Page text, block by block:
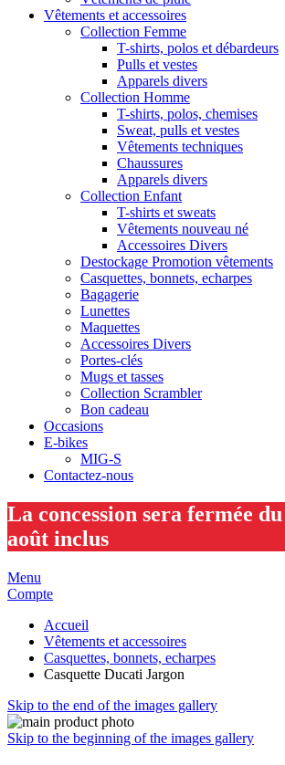
Vêtements et accessoires
Collection Femme
T-shirts, polos et débardeurs
Pulls et vestes
Apparels divers
Collection Homme
T-shirts, polos, chemises
Sweat, pulls et vestes
Vêtements techniques
Chaussures
Apparels divers
Collection Enfant
T-shirts et sweats
Vêtements nouveau né
Accessoires Divers
Destockage Promotion vêtements
Casquettes, bonnets, echarpes
Bagagerie
Lunettes
Maquettes
Accessoires Divers
Portes-clés
Mugs et tasses
Collection Scrambler
Bon cadeau
Occasions
E-bikes
MIG-S
Contactez-nous
La concession sera fermée du
août inclus
Menu
Compte
Accueil
Vêtements et accessoires
Casquettes, bonnets, echarpes
Casquette Ducati Jargon
Skip to the end of the images gallery
Skip to the beginning of the images gallery